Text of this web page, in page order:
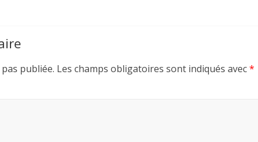
publiée. Les champs obligatoires sont indiqués avec*